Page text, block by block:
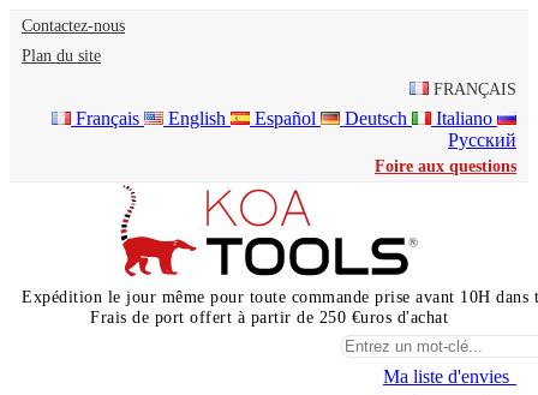
Contactez-nous
Plan du site
FRANÇAIS
Français English Español Deutsch
Italiano
Русский
Foire aux questions
Expédition le jour même pour toute commande prise avant 10H dans
Frais de port offert à partir de 250 €uros d'achat
Ma liste d'envies